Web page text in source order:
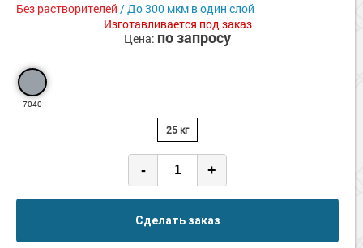
Без растворителей / До 300 мкм в один слой
Изготавливается под заказ
Цена: по запросу
7040
25 кг
- +
Сделать заказ